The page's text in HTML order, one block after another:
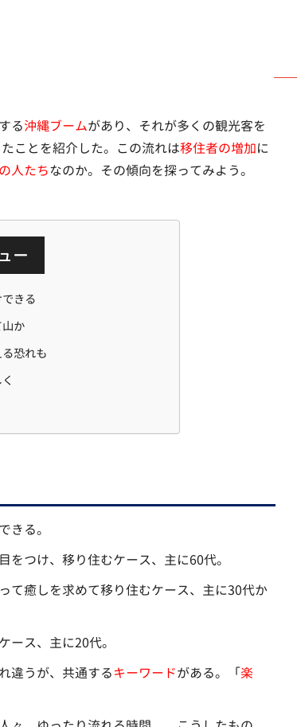
る沖縄ブームがあり、それが多くの観光客を
ことを紹介した。この流れは移住者の増加に
人たちなのか。その傾向を探ってみよう。
ー
きる
か
恐れも
きる。
つけ、移り住むケース、主に60代。
て癒しを求めて移り住むケース、主に30代か
ース、主に20代。
違うが、共通するキーワードがある。「楽